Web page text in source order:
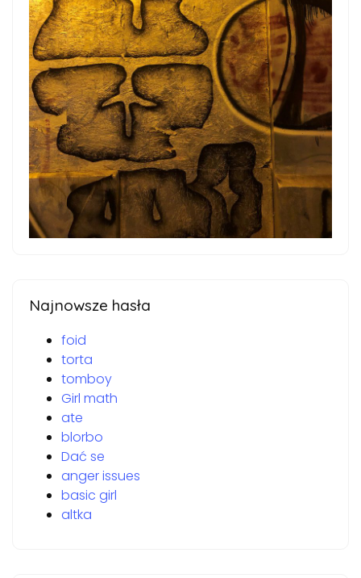
Najnowsze hasła
foid
torta
tomboy
Girl math
ate
blorbo
Dać se
anger issues
basic girl
altka